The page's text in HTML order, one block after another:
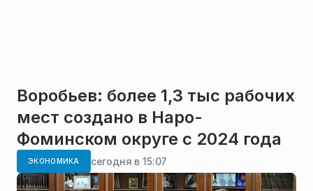
Воробьев: более 1,3 тыс рабочих
мест создано в Наро-
Фоминском округе с 2024 года
ЭКОНОМИКА сегодня в 15:07